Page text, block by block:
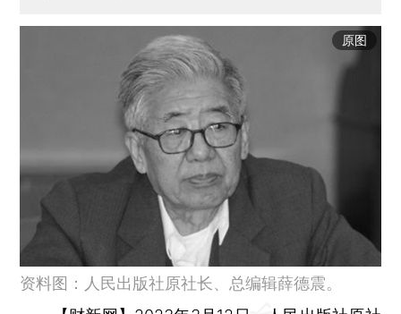
原图
资料图：人民出版社原社长、总编辑薛德震。